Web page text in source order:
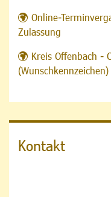
Online-
Zulassung
Kreis Offenbach -
(Wunschkennzeichen)
Kontakt